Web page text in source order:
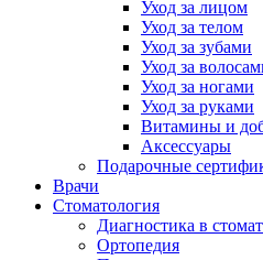
Уход за лицом
Уход за телом
Уход за зубами
Уход за
Уход за ногами
Уход за руками
Витамины и
Аксессуары
Подарочные
Врачи
Стоматология
Диагностика в
Ортопедия